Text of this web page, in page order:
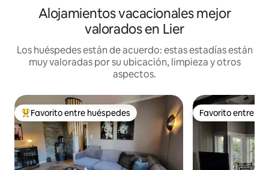
Alojamientos vacacionales mejor
valorados en Lier
Los huéspedes están de acuerdo: estas estadías están
muy valoradas por su ubicación, limpieza y otros
aspectos.
Favorito entre huéspedes preferido
Favorito entre huéspedes Favorito entre
Favorito entre